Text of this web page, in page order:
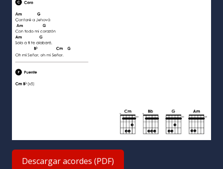
Descargar acordes (PDF)